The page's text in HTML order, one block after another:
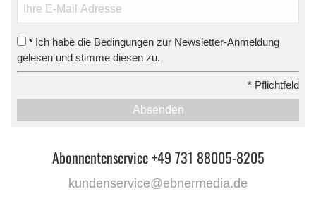
* Ich habe die Bedingungen zur Newsletter-Anmeldung
gelesen und stimme diesen zu.
* Pflichtfeld
Absenden
Abonnentenservice +49 731 88005-8205
kundenservice@ebnermedia.de